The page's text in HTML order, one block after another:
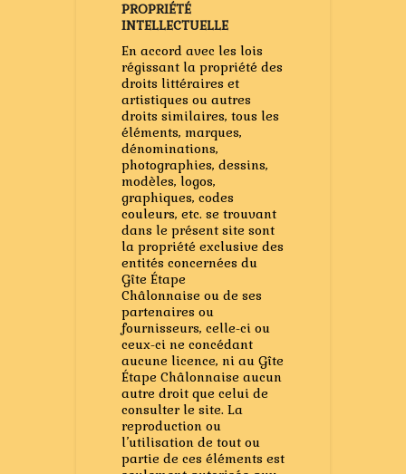
PROPRIÉTÉ
INTELLECTUELLE
En accord avec les lois
régissant la propriété des
droits littéraires et
artistiques ou autres
droits similaires, tous les
éléments, marques,
dénominations,
photographies, dessins,
modèles, logos,
graphiques, codes
couleurs, etc. se trouvant
dans le présent site sont
la propriété exclusive des
entités concernées du
Gîte Étape
Châlonnaise ou de ses
partenaires ou
fournisseurs, celle-ci ou
ceux-ci ne concédant
aucune licence, ni au Gîte
Étape Châlonnaise aucun
autre droit que celui de
consulter le site. La
reproduction ou
l’utilisation de tout ou
partie de ces éléments est